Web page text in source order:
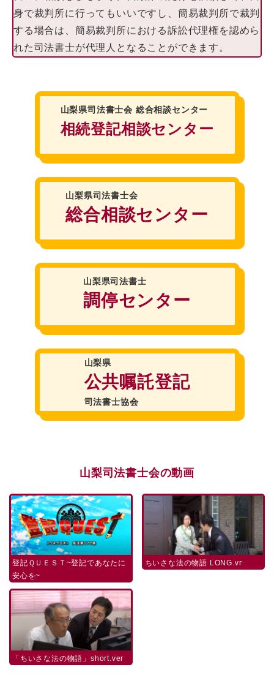
身で裁判所に行ってもいいですし、簡易裁判所で裁判
する場合は、簡易裁判所における訴訟代理権を認めら
れた司法書士が代理人となることができます。
山梨県司法書士会 総合相談センター
相続登記相談センター
山梨県司法書士会
総合相談センター
山梨県司法書士
調停センター
山梨県
公共嘱託登記
司法書士協会
山梨司法書士会の動画
登記ＱＵＥＳＴ~登記であなたに
安心を~
ちいさな法の物語 LONG.vr
「ちいさな法の物語」short.ver